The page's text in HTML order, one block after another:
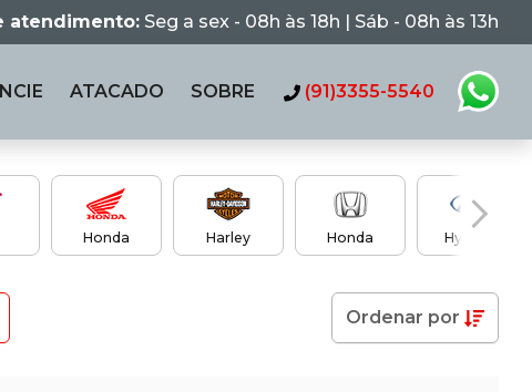
atendimento: Seg a sex - 08h às 18h | Sáb - 08h às 13h
ATACADO SOBRE (91)3355-5540
Honda Harley Honda Hyundai
Ordenar por